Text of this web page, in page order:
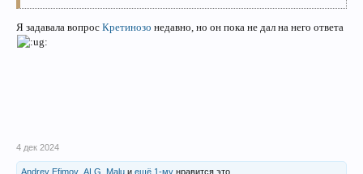
Я задавала вопрос Кретинозо недавно, но он пока не дал на него ответа
4 дек 2024
Andrey Efimov ALG Malu и ещё 1-му нравится это.